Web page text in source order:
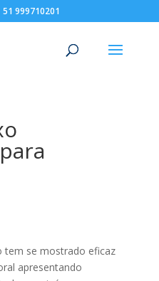
999710201
tem se mostrado eficaz
apresentando